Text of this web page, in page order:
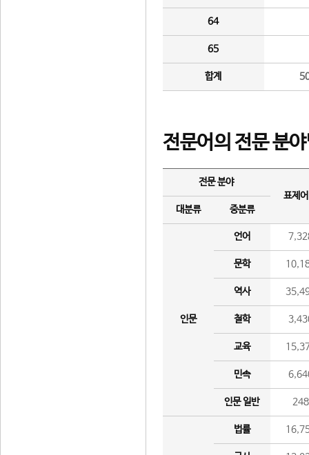
64
65
합계
전문어의 전문 분
전문 분야
표제
대분류
중분류
인문
언어
문학
역사
철학
교육
민속
인문 일반 248
법률